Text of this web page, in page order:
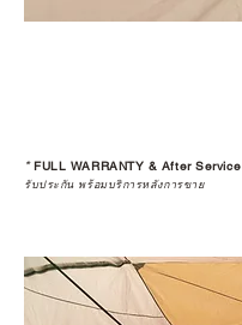
*FULL WARRANTY & After Service
รับประกัน พร้อมบริการหลังการขาย